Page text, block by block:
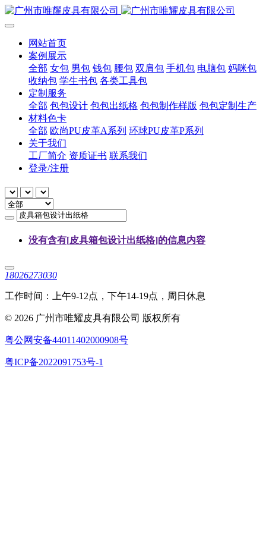
网站首页
案例展示
全部 女包 男包 钱包 腰包 双肩包 手机包 电脑包 妈咪包
收纳包 学生书包 各类工具包
定制服务
全部 包包设计 包包出纸格 包包制作样版 包包定制生产
材料色卡
全部 欧尚PU皮革A系列 环球PU皮革P系列
关于我们
工厂简介 资质证书 联系我们
登录/注册
没有含有[皮具箱包设计出纸格]的信息内容
18026273030
工作时间：上午9-12点，下午14-19点，周日休息
© 2026 广州市唯耀皮具有限公司 版权所有
粤公网安备44011402000908号
粤ICP备2022091753号-1